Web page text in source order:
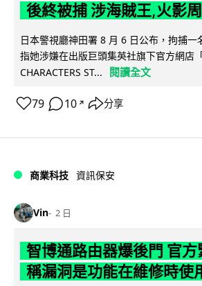
後終被捕 涉海賊王,火影
日本警視廳神田署 8 月 6 日公布，拘捕一
指她涉嫌在出版巨頭集英社旗下官方網店
CHARACTERS ST...
閱讀全文
79 10 ↗ 分享
商業科技 資訊保安
Vin 2 日
智博通路由器爆後門 官
稱漏洞是功能在維修時使